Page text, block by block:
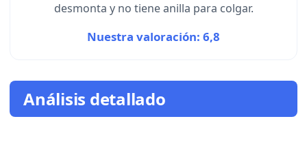
desmonta y no tiene anilla para colgar.
Nuestra valoración: 6,8
Análisis detallado